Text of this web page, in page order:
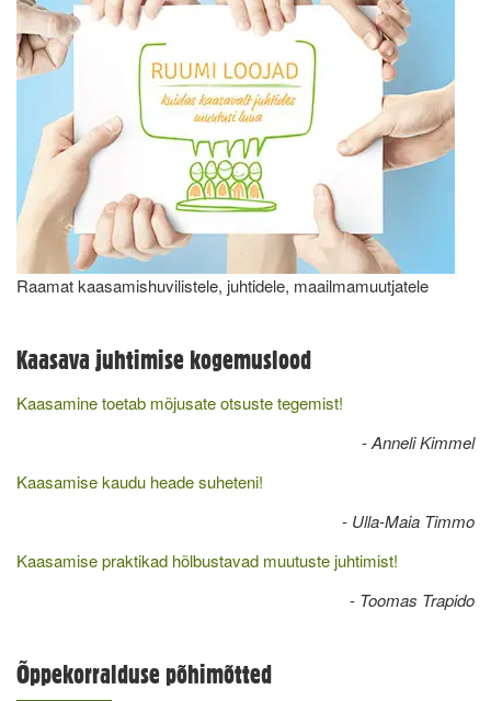
Raamat kaasamishuvilistele, juhtidele, maailmamuutjatele
Kaasava juhtimise kogemuslood
Kaasamine toetab mõjusate otsuste tegemist!
-Anneli Kimmel
Kaasamise kaudu heade suheteni!
- Ulla-Maia Timmo
Kaasamise praktikad hõlbustavad muutuste juhtimist!
- Toomas Trapido
Õppekorralduse põhimõtted